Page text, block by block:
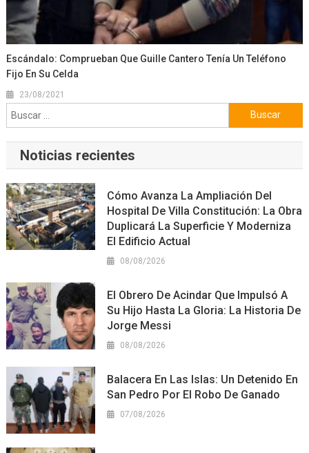
Escándalo: Comprueban Que Guille Cantero Tenía Un Teléfono
Fijo En Su Celda
23/08/2021
Buscar:
Noticias recientes
Cómo Avanza La Ampliación Del
Hospital De Villa Constitución: La Obra
Duplicará La Superficie Y Moderniza
El Edificio Actual
08/08/2026
El Obrero De Acindar Que Impulsó A
Su Hijo Hasta La Gloria: La Historia De
Jorge Messi
08/08/2026
Balacera En Las Islas: Un Detenido En
San Pedro Por El Robo De Ganado
07/08/2026